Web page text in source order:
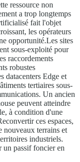
ressource non
a trop longtemps
fait l'objet
les opérateurs
opportunité.Les sites
sous-exploité pour
raccordements
robustes
datacenters Edge et
tertiaires sous-
Un ancien
peuvent atteindre
à condition d'une
ces espaces,
nouveaux terrains et
industriels.
un passif foncier en